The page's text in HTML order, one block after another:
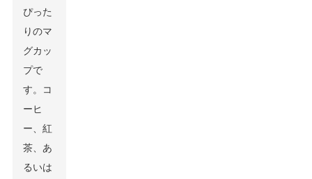
ぴった
りのマ
グカッ
プで
す。コ
ーヒ
ー、紅
茶、あ
るいは